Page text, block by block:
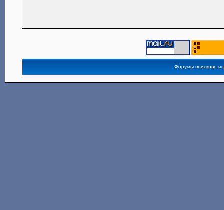
Форумы поисково-